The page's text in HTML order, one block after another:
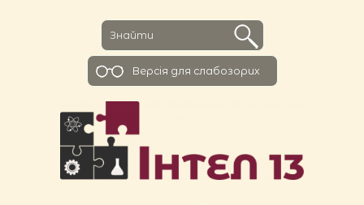
Версiя для слабозорих